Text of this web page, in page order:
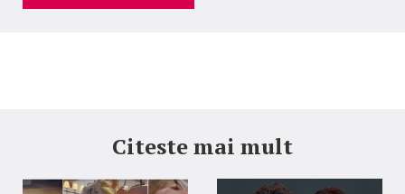
Citeste mai mult